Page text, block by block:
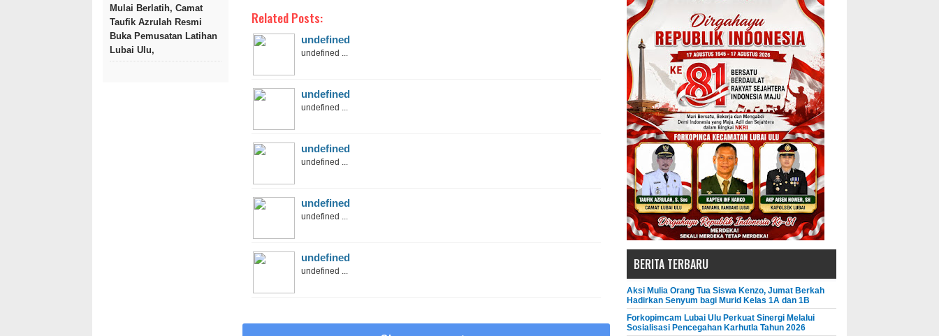
Mulai Berlatih, Camat
Taufik Azrulah Resmi
Buka Pemusatan Latihan
Lubai Ulu,
Related Posts:
undefined
undefined ...
undefined
undefined ...
undefined
undefined ...
undefined
undefined ...
undefined
undefined ... BERITA TERBARU
Aksi Mulia Orang Tua Siswa Kenzo, Jumat Berkah
Hadirkan Senyum bagi Murid Kelas 1A dan 1B
Forkopimcam Lubai Ulu Perkuat Sinergi Melalui
Sosialisasi Pencegahan Karhutla Tahun 2026